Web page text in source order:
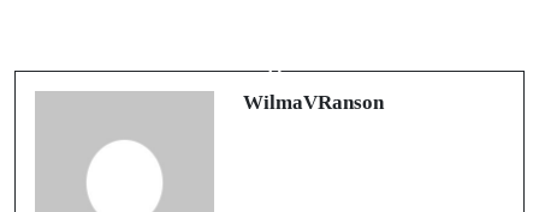
Overview
WilmaVRanson